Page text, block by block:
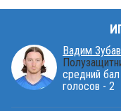
Вадим
средний
голосов - 2